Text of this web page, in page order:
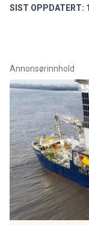
SIST OPPDATERT:
Annonsørinnhold